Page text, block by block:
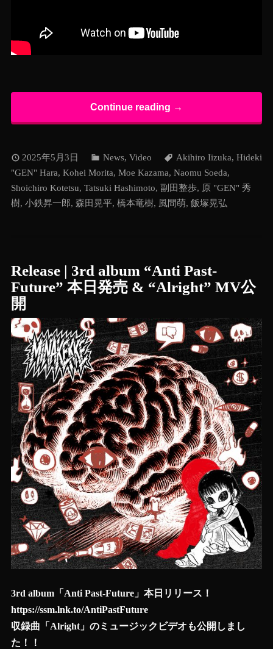
Continue reading →
2025年5月3日 News, Video Akihiro Iizuka, Hideki
"GEN" Hara, Kohei Morita, Moe Kazama, Naomu Soeda,
Shoichiro Kotetsu, Tatsuki Hashimoto, 副田整歩, 原 "GEN" 秀
樹, 小鉄昇一郎, 森田晃平, 橋本竜樹, 風間萌, 飯塚晃弘
Release | 3rd album “Anti Past-
Future” 本日発売 & “Alright” MV公
開
3rd album「Anti Past-Future」本日リリース！
https://ssm.lnk.to/AntiPastFuture
収録曲「Alright」のミュージックビデオも公開しまし
た！！